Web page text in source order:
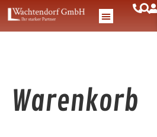
Warenkorb